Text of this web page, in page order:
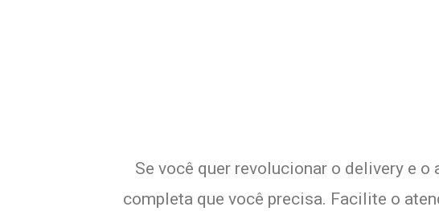
Se você quer revolucionar o delivery e
completa que você precisa. Facilite o